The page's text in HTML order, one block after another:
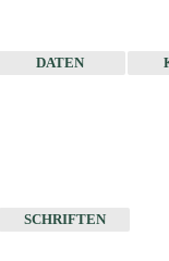
DATEN
SCHRIFTEN